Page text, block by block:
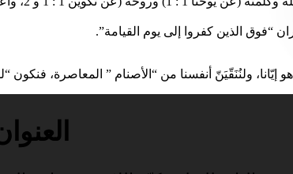
الذين كفروا إلى يوم القيامة”.
إيّانا، ولنُنَقّيَنّ أنفسنا من “الأصنام ” المعاصرة، فنكون